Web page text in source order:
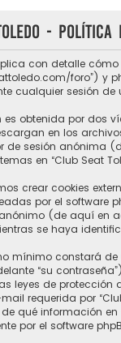
- Política
con detalle cómo
foro”) y
cualquier sesión
obtenida por dos
en los
de sesión anónima
en “Club Seat
crear cookies
por el software
(de aquí en
se haya
mínimo constará
“su
leyes de
requerida por
qué información
por el software